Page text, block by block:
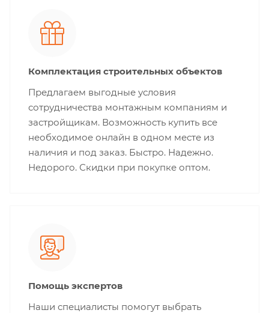
Комплектация строительных объектов
Предлагаем выгодные условия
сотрудничества монтажным компаниям и
застройщикам. Возможность купить все
необходимое онлайн в одном месте из
наличия и под заказ. Быстро. Надежно.
Недорого. Скидки при покупке оптом.
Помощь экспертов
Наши специалисты помогут выбрать